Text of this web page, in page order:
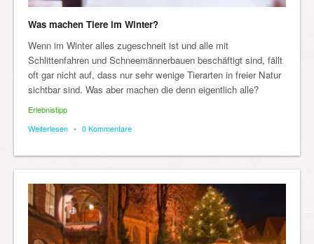
Was machen Tiere im Winter?
Wenn im Winter alles zugeschneit ist und alle mit
Schlittenfahren und Schneemännerbauen beschäftigt sind, fällt
oft gar nicht auf, dass nur sehr wenige Tierarten in freier Natur
sichtbar sind. Was aber machen die denn eigentlich alle?
Erlebnistipp
Weiterlesen • 0 Kommentare